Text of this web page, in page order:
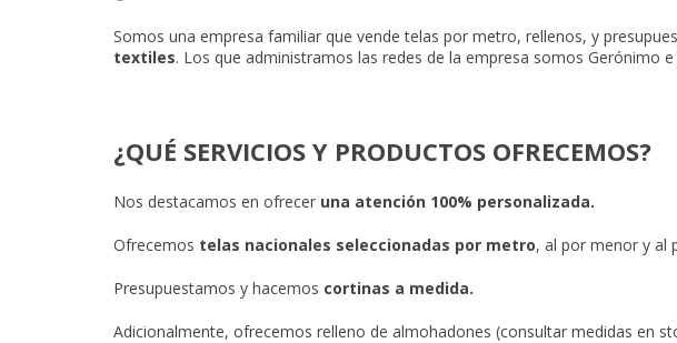
Somos una empresa familiar que vende telas por metro, rellenos, y
textiles. Los que administramos las redes de la empresa somos Gerónimo
¿QUÉ SERVICIOS Y PRODUCTOS OFRECEMOS?
Nos destacamos en ofrecer una atención 100% personalizada.
Ofrecemos telas nacionales seleccionadas por metro, al por menor y al
Presupuestamos y hacemos cortinas a medida.
Adicionalmente, ofrecemos relleno de almohadones (consultar medidas en